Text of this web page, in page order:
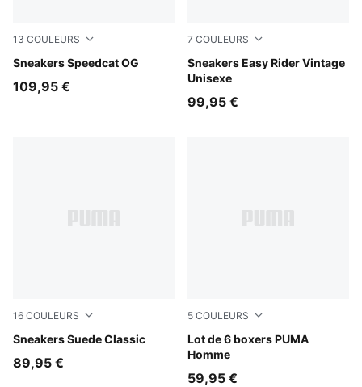
13 COULEURS
Sneakers Speedcat OG
Emerald Ice-PUMA Black
109,95 €
7 COULEURS
Sneakers Easy Rider Vintage
Unisexe
Cashew Brown-PUMA White
99,95 €
16 COULEURS
Sneakers Suede Classic
PUMA Navy-PUMA White
89,95 €
5 COULEURS
Lot de 6 boxers PUMA
Homme
blue / black
59,95 €